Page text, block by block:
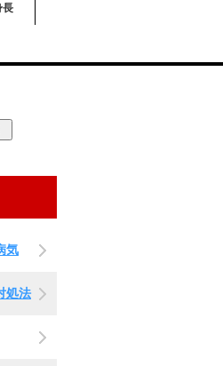
長
気
処法